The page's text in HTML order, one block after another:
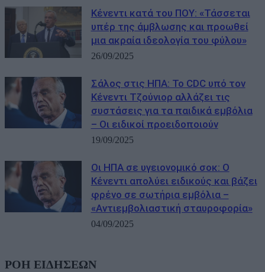
Κένεντι κατά του ΠΟΥ: «Τάσσεται
υπέρ της άμβλωσης και προωθεί
μια ακραία ιδεολογία του φύλου»
26/09/2025
Σάλος στις ΗΠΑ: Το CDC υπό τον
Κένεντι Τζούνιορ αλλάζει τις
συστάσεις για τα παιδικά εμβόλια
– Οι ειδικοί προειδοποιούν
19/09/2025
Οι ΗΠΑ σε υγειονομικό σοκ: Ο
Κένεντι απολύει ειδικούς και βάζει
φρένο σε σωτήρια εμβόλια –
«Αντιεμβολιαστική σταυροφορία»
04/09/2025
ΡΟΗ ΕΙΔΗΣΕΩΝ